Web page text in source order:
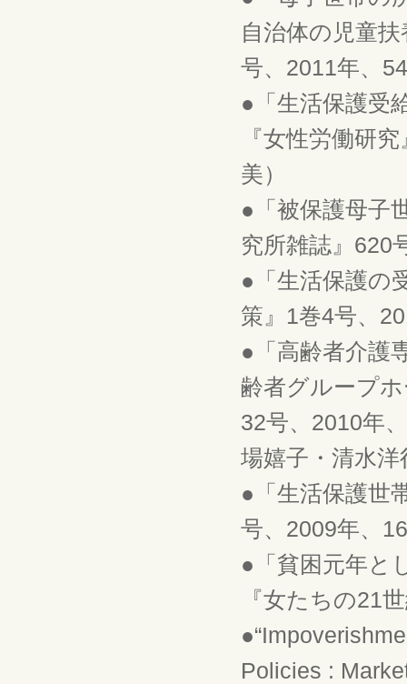
自治体の児童
号、2011年、
●「生活保護受
『女性労働研
美）
●「被保護母子
究所雑誌』620
●「生活保護の
策』1巻4号、
●「高齢者介護
齢者グループ
32号、2010年
場嬉子・清水
●「生活保護世
号、2009年、
●「貧困元年と
『女たちの21
Policies :